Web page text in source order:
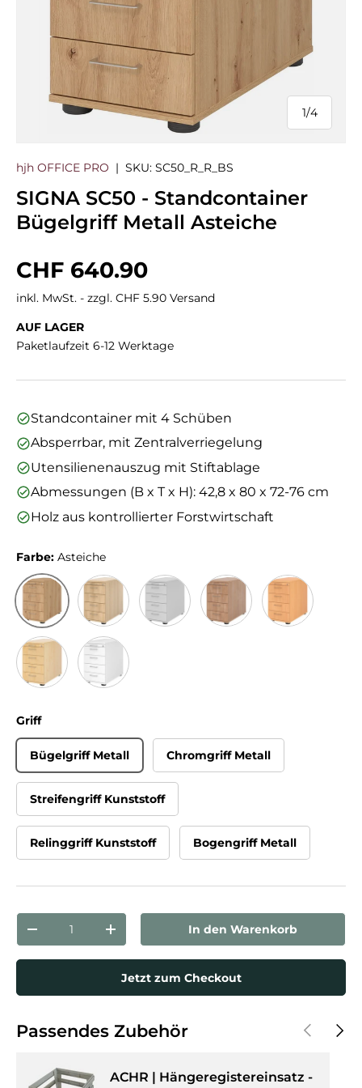
1/
von
4
hjh OFFICE PRO | SKU: SC50_R_R_BS
SIGNA SC50 - Standcontainer
Bügelgriff Metall Asteiche
Normaler Preis
CHF 640.90
inkl. MwSt. - zzgl. CHF 5.90 Versand
AUF LAGER
Paketlaufzeit 6-12 Werktage
Standcontainer mit 4 Schüben
Absperrbar, mit Zentralverriegelung
Utensilienenauszug mit Stiftablage
Abmessungen (B x T x H): 42,8 x 80 x 72-76 cm
Holz aus kontrollierter Forstwirtschaft
Farbe: Asteiche
Asteiche Eiche
Griff
Bügelgriff Metall Chromgriff Metall
Streifengriff Kunststoff
Relinggriff Kunststoff Bogengriff Metall
Menge verringernMenge erhöhenIn den Warenkorb
Jetzt zum Checkout
Passendes Zubehör Vorherige
ACHR | Hängeregistereinsatz -